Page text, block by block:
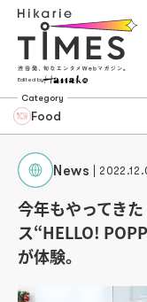
Edited by
Category
Food
News
今年もやってき
ス“HELLO!
が体験。